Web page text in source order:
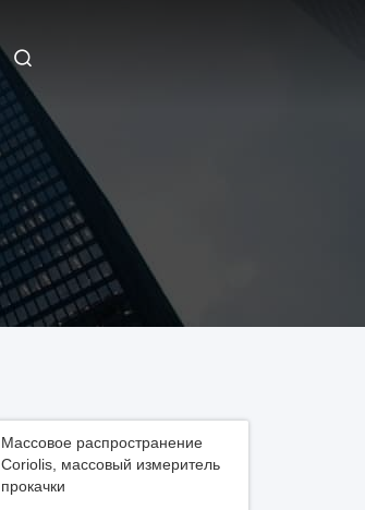
Массовое распространение
Coriolis, массовый измеритель
прокачки